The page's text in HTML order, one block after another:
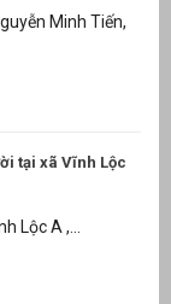
Minh Tiến,
tại xã Vĩnh Lộc
Lộc A ,...